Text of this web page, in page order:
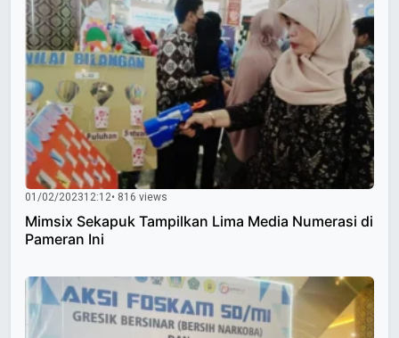
01/02/202312:12• 816 views
Mimsix Sekapuk Tampilkan Lima Media Numerasi di
Pameran Ini